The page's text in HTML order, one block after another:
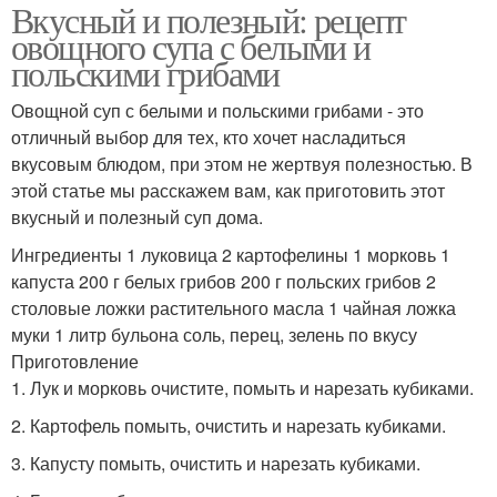
Вкусный и полезный: рецепт
овощного супа с белыми и
польскими грибами
Овощной суп с белыми и польскими грибами - это
отличный выбор для тех, кто хочет насладиться
вкусовым блюдом, при этом не жертвуя полезностью. В
этой статье мы расскажем вам, как приготовить этот
вкусный и полезный суп дома.
Ингредиенты 1 луковица 2 картофелины 1 морковь 1
капуста 200 г белых грибов 200 г польских грибов 2
столовые ложки растительного масла 1 чайная ложка
муки 1 литр бульона соль, перец, зелень по вкусу
Приготовление
1. Лук и морковь очистите, помыть и нарезать кубиками.
2. Картофель помыть, очистить и нарезать кубиками.
3. Капусту помыть, очистить и нарезать кубиками.